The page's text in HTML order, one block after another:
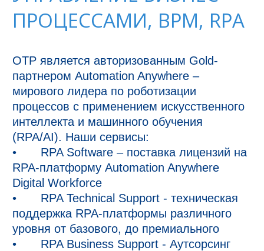
ПРОЦЕССАМИ, BPM, RPA
ОТР является авторизованным Gold-
партнером Automation Anywhere –
мирового лидера по роботизации
процессов с применением искусственного
интеллекта и машинного обучения
(RPA/AI). Наши сервисы:
•	RPA Software – поставка лицензий на
RPA-платформу Automation Anywhere
Digital Workforce
•	RPA Technical Support - техническая
поддержка RPA-платформы различного
уровня от базового, до премиального
•	RPA Business Support - Аутсорсинг